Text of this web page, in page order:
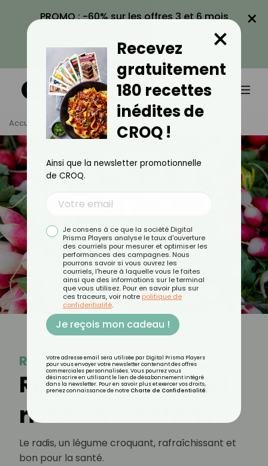
PROMO : -60% sur les offres 3 et 6 mois
VOIR LA PROMO
×
Accueil Tag Radis
Radis
Radis : croquant et
riche en bienfaits
Le radis, un légume croquant, rafraîchissant et
bon pour la santé.
Recevez
gratuitement
180 recettes
inédites de
CROQ !
×
Ainsi que la newsletter promotionnelle
de CROQ.
Je consens à ce que la société Digital
Prisma Players analyse le taux d'ouverture
des courriels pour mesurer et optimiser les
performances des campagnes. Nous
pourrons savoir si vous ouvrez les
courriels, l'heure à laquelle vous le faites
ainsi que des informations sur le terminal
que vous utilisez. Pour en savoir plus sur
ces traceurs, voir notre politique de
confidentialité.
Je reçois mon cadeau !
Votre adresse email sera utilisée par Digital Prisma Players
pour vous envoyer votre newsletter contenant des offres
commerciales personnalisées. Vous pourrez vous
désinscrire en utilisant le lien de désabonnement intégré
dans la newsletter. Pour en savoir plus et exercer vos droits,
prenez connaissance de notre Charte de Confidentialité.